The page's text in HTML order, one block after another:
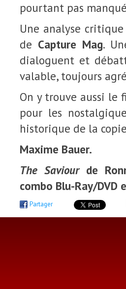
pourtant pas
Une analyse
de Capture Mag.
dialoguent et
valable, toujours
On y trouve aussi le
pour les
historique de la
Maxime Bauer.
The Saviourde
combo Blu-Ray/DVD
Partager